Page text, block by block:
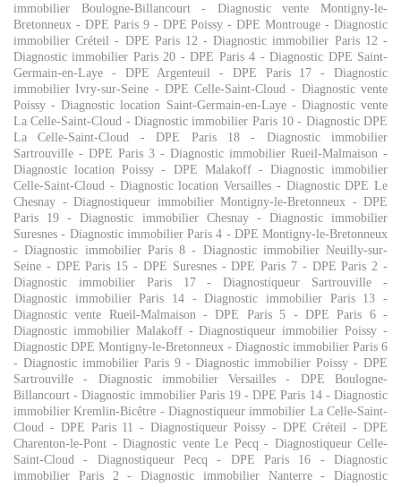
immobilier Boulogne-Billancourt- Diagnostic vente Montigny-le-
Bretonneux - DPE Paris 9- DPE Poissy -DPE Montrouge -Diagnostic
immobilier Créteil - DPE Paris 12-Diagnostic immobilier Paris 12-
Diagnostic immobilier Paris 20 -DPE Paris 4 -Diagnostic DPE Saint-
Germain-en-Laye - DPE Argenteuil - DPE Paris 17 -Diagnostic
immobilier Ivry-sur-Seine - DPE Celle-Saint-Cloud - Diagnostic vente
Poissy -Diagnostic location Saint-Germain-en-Laye- Diagnostic vente
La Celle-Saint-Cloud -Diagnostic immobilier Paris 10 - Diagnostic DPE
La Celle-Saint-Cloud -DPE Paris 18- Diagnostic immobilier
Sartrouville - DPE Paris 3 - Diagnostic immobilier Rueil-Malmaison -
Diagnostic location Poissy - DPE Malakoff- Diagnostic immobilier
Celle-Saint-Cloud - Diagnostic location Versailles - Diagnostic DPE Le
Chesnay - Diagnostiqueur immobilier Montigny-le-Bretonneux - DPE
Paris 19 -Diagnostic immobilier Chesnay- Diagnostic immobilier
Suresnes - Diagnostic immobilier Paris 4 - DPE Montigny-le-Bretonneux
-Diagnostic immobilier Paris 8 - Diagnostic immobilier Neuilly-sur-
Seine - DPE Paris 15 - DPE Suresnes-DPE Paris 7- DPE Paris 2 -
Diagnostic immobilier Paris 17-Diagnostiqueur Sartrouville -
Diagnostic immobilier Paris 14 -Diagnostic immobilier Paris 13 -
Diagnostic vente Rueil-Malmaison-DPE Paris 5 - DPE Paris 6-
Diagnostic immobilier Malakoff-Diagnostiqueur immobilier Poissy -
Diagnostic DPE Montigny-le-Bretonneux - Diagnostic immobilier Paris 6
- Diagnostic immobilier Paris 9-Diagnostic immobilier Poissy -DPE
Sartrouville - Diagnostic immobilier Versailles - DPE Boulogne-
Billancourt -Diagnostic immobilier Paris 19-DPE Paris 14-Diagnostic
immobilier Kremlin-Bicêtre -Diagnostiqueur immobilier La Celle-Saint-
Cloud - DPE Paris 11 -Diagnostiqueur Poissy- DPE Créteil -DPE
Charenton-le-Pont - Diagnostic vente Le Pecq - Diagnostiqueur Celle-
Saint-Cloud - Diagnostiqueur Pecq - DPE Paris 16 -Diagnostic
immobilier Paris 2- Diagnostic immobilier Nanterre- Diagnostic